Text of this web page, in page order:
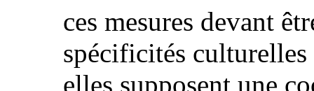
ces mesures devant
spécificités culturelles
elles supposent une